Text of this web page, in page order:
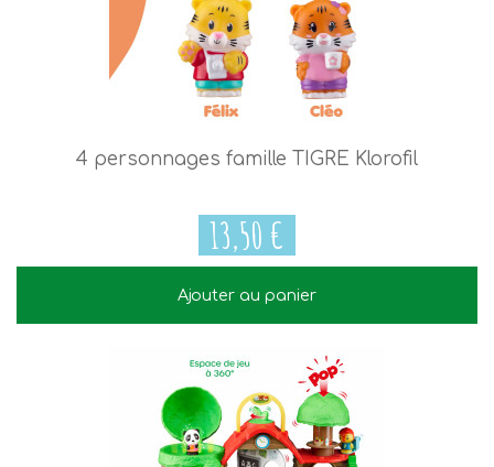
46,99 €
4 personnages famille TIGRE Klorofil
13,50 €
Ajouter au panier